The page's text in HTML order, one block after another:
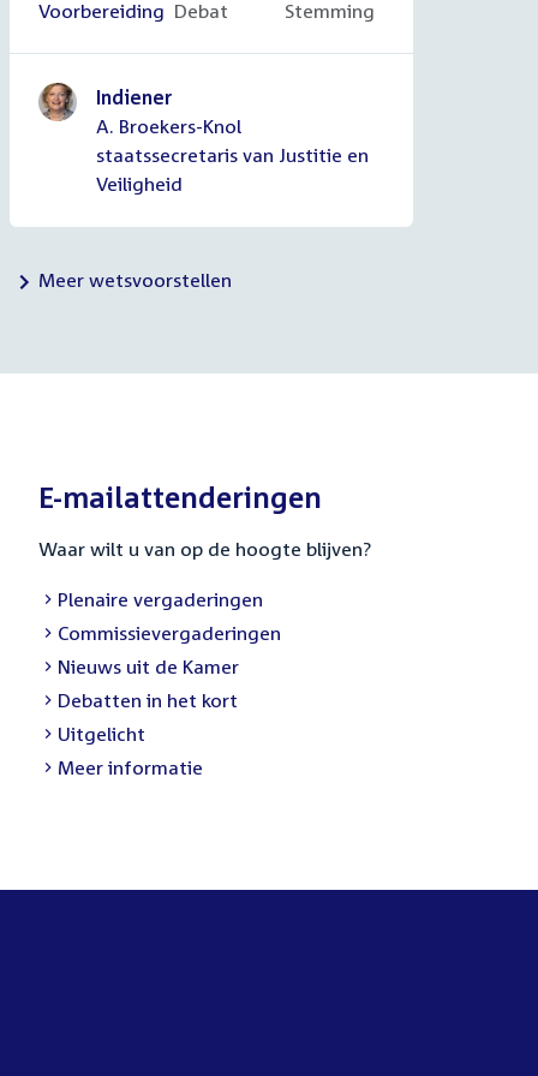
Voltooid:
Voorbereiding Onvoltooid:
Debat Onvoltooid:
Stemming
Indiener
A. Broekers-Knol
staatssecretaris van Justitie en
Veiligheid
Meer wetsvoorstellen
E-mailattenderingen
Waar wilt u van op de hoogte blijven?
External
link:
Plenaire vergaderingen
External
link:
Commissievergaderingen
External
link:
Nieuws uit de Kamer
External
link:
Debatten in het kort
External
link:
Uitgelicht
Meer informatie